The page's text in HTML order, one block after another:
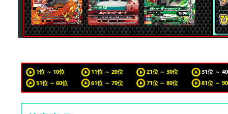
1位 ～ 10位 11位 ～ 20位 21位 ～ 30位
31位 ～
51位 ～ 60位
61位 ～ 70位 71位 ～ 80位 81位 ～